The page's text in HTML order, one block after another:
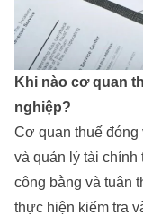
Khi nào cơ quan
nghiệp?
Cơ quan thuế đóng
và quản lý tài chính
công bằng và tuân
thực hiện kiểm tra